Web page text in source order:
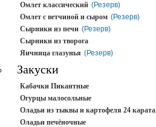
Омлет классический (Резерв)
Омлет с ветчиной и сыром (Резерв)
Сырники из печи (Резерв)
Сырники из творога
Яичница глазунья (Резерв)
Закуски
Кабачки Пикантные
Огурцы малосольные
Оладьи из тыквы и картофеля 24 карата
Оладьи печёночные